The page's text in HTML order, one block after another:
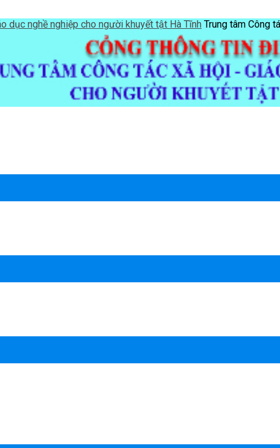
Trung tâm Công